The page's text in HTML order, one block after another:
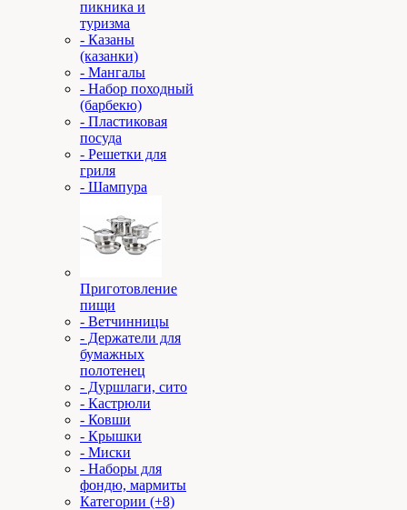
пикника и
туризма
- Казаны
(казанки)
- Мангалы
- Набор походный
(барбекю)
- Пластиковая
посуда
- Решетки для
гриля
- Шампура
Приготовление
пищи
- Ветчинницы
- Держатели для
бумажных
полотенец
- Дуршлаги, сито
- Кастрюли
- Ковши
- Крышки
- Миски
- Наборы для
фондю, мармиты
Категории (+8)